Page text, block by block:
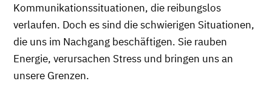
Kommunikationssituationen, die reibungslos
verlaufen. Doch es sind die schwierigen Situationen,
die uns im Nachgang beschäftigen. Sie rauben
Energie, verursachen Stress und bringen uns an
unsere Grenzen.